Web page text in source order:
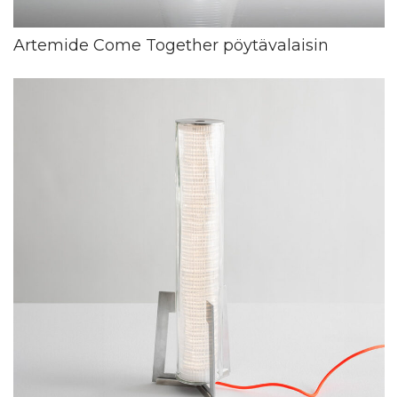
Artemide Come Together pöytävalaisin